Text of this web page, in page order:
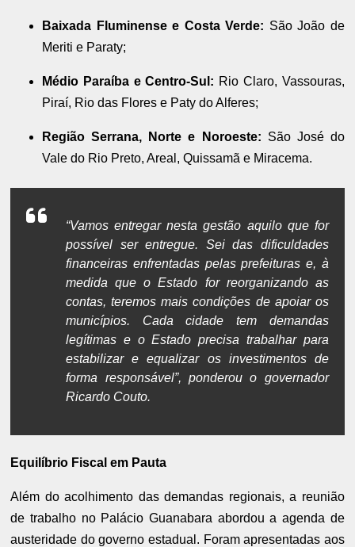
Baixada Fluminense e Costa Verde: São João de
Meriti e Paraty;
Médio Paraíba e Centro-Sul: Rio Claro, Vassouras,
Piraí, Rio das Flores e Paty do Alferes;
Região Serrana, Norte e Noroeste: São José do
Vale do Rio Preto, Areal, Quissamã e Miracema.
“Vamos entregar nesta gestão aquilo que for
possível ser entregue. Sei das dificuldades
financeiras enfrentadas pelas prefeituras e, à
medida que o Estado for reorganizando as
contas, teremos mais condições de apoiar os
municípios. Cada cidade tem demandas
legítimas e o Estado precisa trabalhar para
estabilizar e equalizar os investimentos de
forma responsável”, ponderou o governador
Ricardo Couto.
Equilíbrio Fiscal em Pauta
Além do acolhimento das demandas regionais, a reunião
de trabalho no Palácio Guanabara abordou a agenda de
austeridade do governo estadual. Foram apresentadas aos